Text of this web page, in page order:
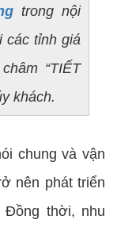
trong nội
các tỉnh giá
“TIẾT
khách.
chung và vận
nên phát triển
thời, nhu